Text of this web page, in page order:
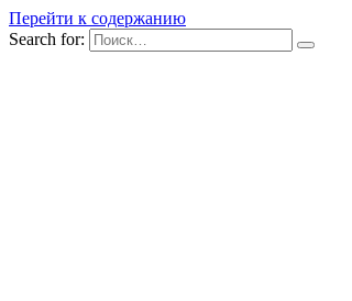
Перейти к содержанию
Search for: